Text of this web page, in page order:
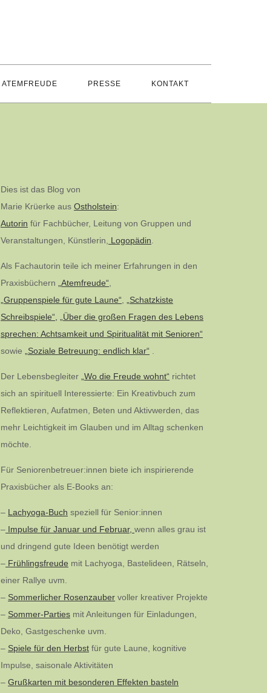
ATEMFREUDE PRESSE KONTAKT
Dies ist das Blog von
Marie Krüerke aus Ostholstein:
Autorin für Fachbücher, Leitung von Gruppen und
Veranstaltungen, Künstlerin,
Logopädin
Als Fachautorin teile ich meiner Erfahrungen in den
Praxisbüchern
„Atemfreude“
„Gruppenspiele für gute Laune“
„Schatzkiste
Schreibspiele“,
„Über die großen Fragen des Lebens
sprechen: Achtsamkeit und Spiritualität mit Senioren“
sowie
„Soziale Betreuung: endlich klar“
Der Lebensbegleiter „Wo die Freude wohnt“ richtet
sich an spirituell Interessierte: Ein Kreativbuch zum
Reflektieren, Aufatmen, Beten und Aktivwerden, das
mehr Leichtigkeit im Glauben und im Alltag schenken
möchte.
Für Seniorenbetreuer:innen biete ich inspirierende
Praxisbücher als E-Books an:
– Lachyoga-Buch speziell für Senior:innen
– Impulse für Januar und Februar, wenn alles grau ist
und dringend gute Ideen benötigt werden
– Frühlingsfreude mit Lachyoga, Bastelideen, Rätseln,
einer Rallye uvm.
– Sommerlicher Rosenzauber voller kreativer Projekte
– Sommer-Parties mit Anleitungen für Einladungen,
Deko, Gastgeschenke uvm.
– Spiele für den Herbst für gute Laune, kognitive
Impulse, saisonale Aktivitäten
– Grußkarten mit besonderen Effekten basteln